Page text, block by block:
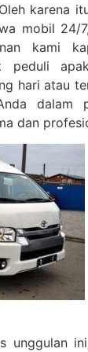
karena
mobil 24/
kami
peduli
hari atau
dalam
dan
unggulan